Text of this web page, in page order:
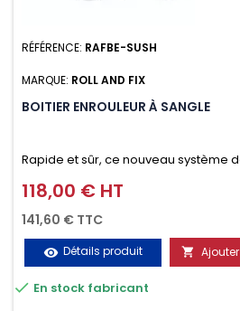
RÉFÉRENCE: RAFBE-SUSH
MARQUE: ROLL AND FIX
BOITIER ENROULEUR À SANGLE
Rapide et sûr, ce nouveau système
d’arrimer le chargement sur la
minute.
Prix
118,00 € HT
141,60 € TTC
visibility Détails produit 
 En stock fabricant